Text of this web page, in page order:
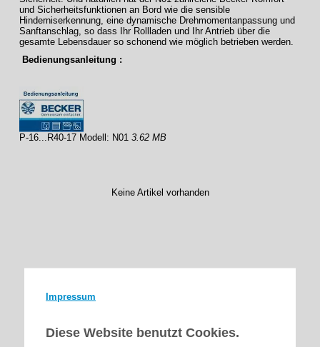
Impressum
Diese Website benutzt Cookies.
und Sicherheitsfunktionen an Bord wie die sensible
Hinderniserkennung, eine dynamische Drehmomentanpassung und
Sanftanschlag, so dass Ihr Rollladen und Ihr Antrieb über die
gesamte Lebensdauer so schonend wie möglich betrieben werden.
Bedienungsanleitung :
P-16...R40-17 Modell: N01 3.62 MB
Keine Artikel vorhanden